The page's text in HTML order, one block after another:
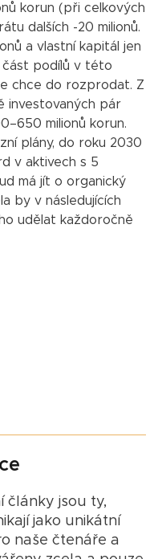
korun (při celkových
dalších -20 milionů.
a vlastní kapitál jen
část podílů v této
chce do rozprodat. Z
investovaných pár
milionů korun.
plány, do roku 2030
v aktivech s 5
má jít o organický
by v následujících
udělat každoročně
články jsou ty,
jako unikátní
naše čtenáře a